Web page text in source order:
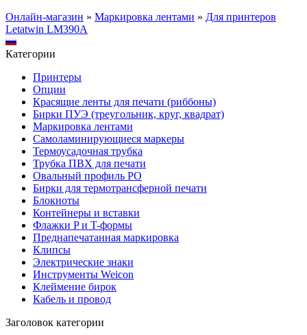
Онлайн-магазин » Маркировка лентами » Для принтеров
Letatwin LM390A
Категории
Принтеры
Опции
Красящие ленты для печати (риббоны)
Бирки ПУЭ (треугольник, круг, квадрат)
Маркировка лентами
Самоламинирующиеся маркеры
Термоусадочная трубка
Трубка ПВХ для печати
Овальный профиль PO
Бирки для термотрансферной печати
Блокноты
Контейнеры и вставки
Флажки P и T-формы
Преднапечатанная маркировка
Клипсы
Электрические знаки
Инструменты Weicon
Клеймение бирок
Кабель и провод
Заголовок категории